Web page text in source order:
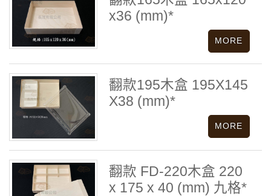
x36 (mm)*
翻款195木盒 195X145
X38 (mm)*
翻款 FD-220木盒 220
x 175 x 40 (mm) 九格*